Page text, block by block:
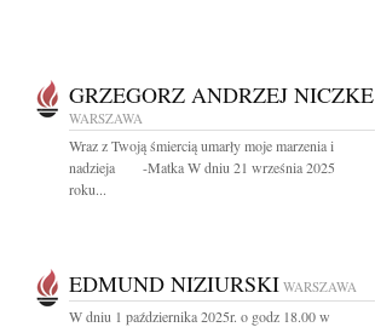
GRZEGORZ ANDRZEJ NICZKE
WARSZAWA
Wraz z Twoją śmiercią umarły moje marzenia i
nadzieja -Matka W dniu 21 września 2025
roku...
EDMUND NIZIURSKI WARSZAWA
W dniu 1 października 2025r. o godz 18.00 w